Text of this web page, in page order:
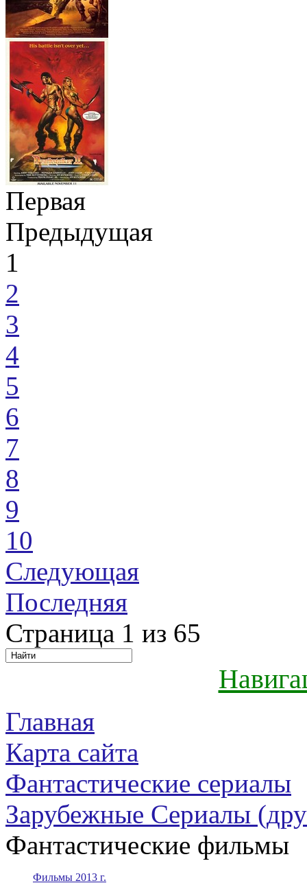
Первая
Предыдущая
1
2
3
4
5
6
7
8
9
10
Следующая
Последняя
Страница 1 из 65
Главная
Карта сайта
Фантастические сериалы
Зарубежные Сериалы
Фантастические фильмы
Фильмы 2013 г.